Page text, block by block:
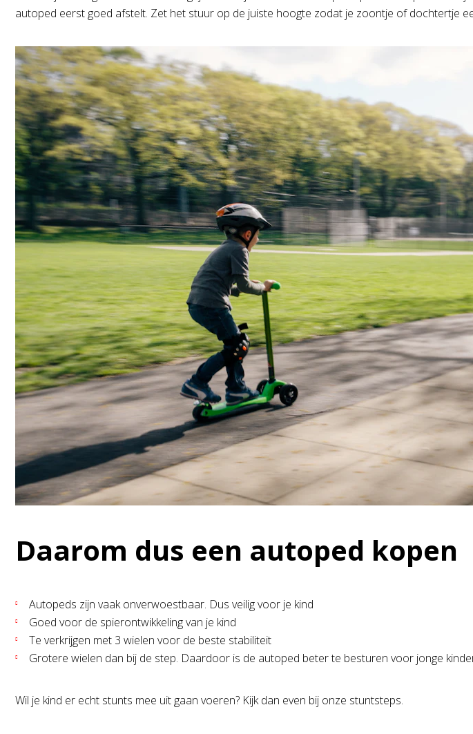
autoped eerst goed afstelt. Zet het stuur op de juiste hoogte zodat je zoontje of dochtertje
Daarom dus een autoped kopen
Autopeds zijn vaak onverwoestbaar. Dus veilig voor je kind
Goed voor de spierontwikkeling van je kind
Te verkrijgen met 3 wielen voor de beste stabiliteit
Grotere wielen dan bij de step. Daardoor is de autoped beter te besturen voor jonge
Wil je kind er echt stunts mee uit gaan voeren? Kijk dan even bij onze stuntsteps.